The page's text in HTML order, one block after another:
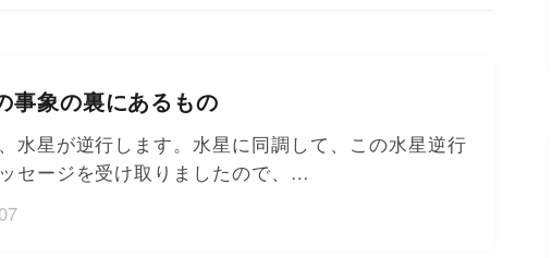
事象の裏にあるもの
水星が逆行します。水星に同調して、この水星逆行
セージを受け取りましたので、…